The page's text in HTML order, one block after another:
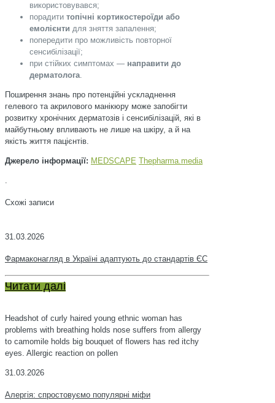
використовувався;
порадити топічні кортикостероїди або
емолієнти для зняття запалення;
попередити про можливість повторної
сенсибілізації;
при стійких симптомах — направити до
дерматолога.
Поширення знань про потенційні ускладнення
гелевого та акрилового манікюру може запобігти
розвитку хронічних дерматозів і сенсибілізацій, які в
майбутньому впливають не лише на шкіру, а й на
якість життя пацієнтів.
Джерело інформації: MEDSCAPE Тhepharma.media
.
Схожі записи
31.03.2026
Фармаконагляд в Україні адаптують до стандартів ЄС
Читати далі
Headshot of curly haired young ethnic woman has
problems with breathing holds nose suffers from allergy
to camomile holds big bouquet of flowers has red itchy
eyes. Allergic reaction on pollen
31.03.2026
Алергія: спростовуємо популярні міфи